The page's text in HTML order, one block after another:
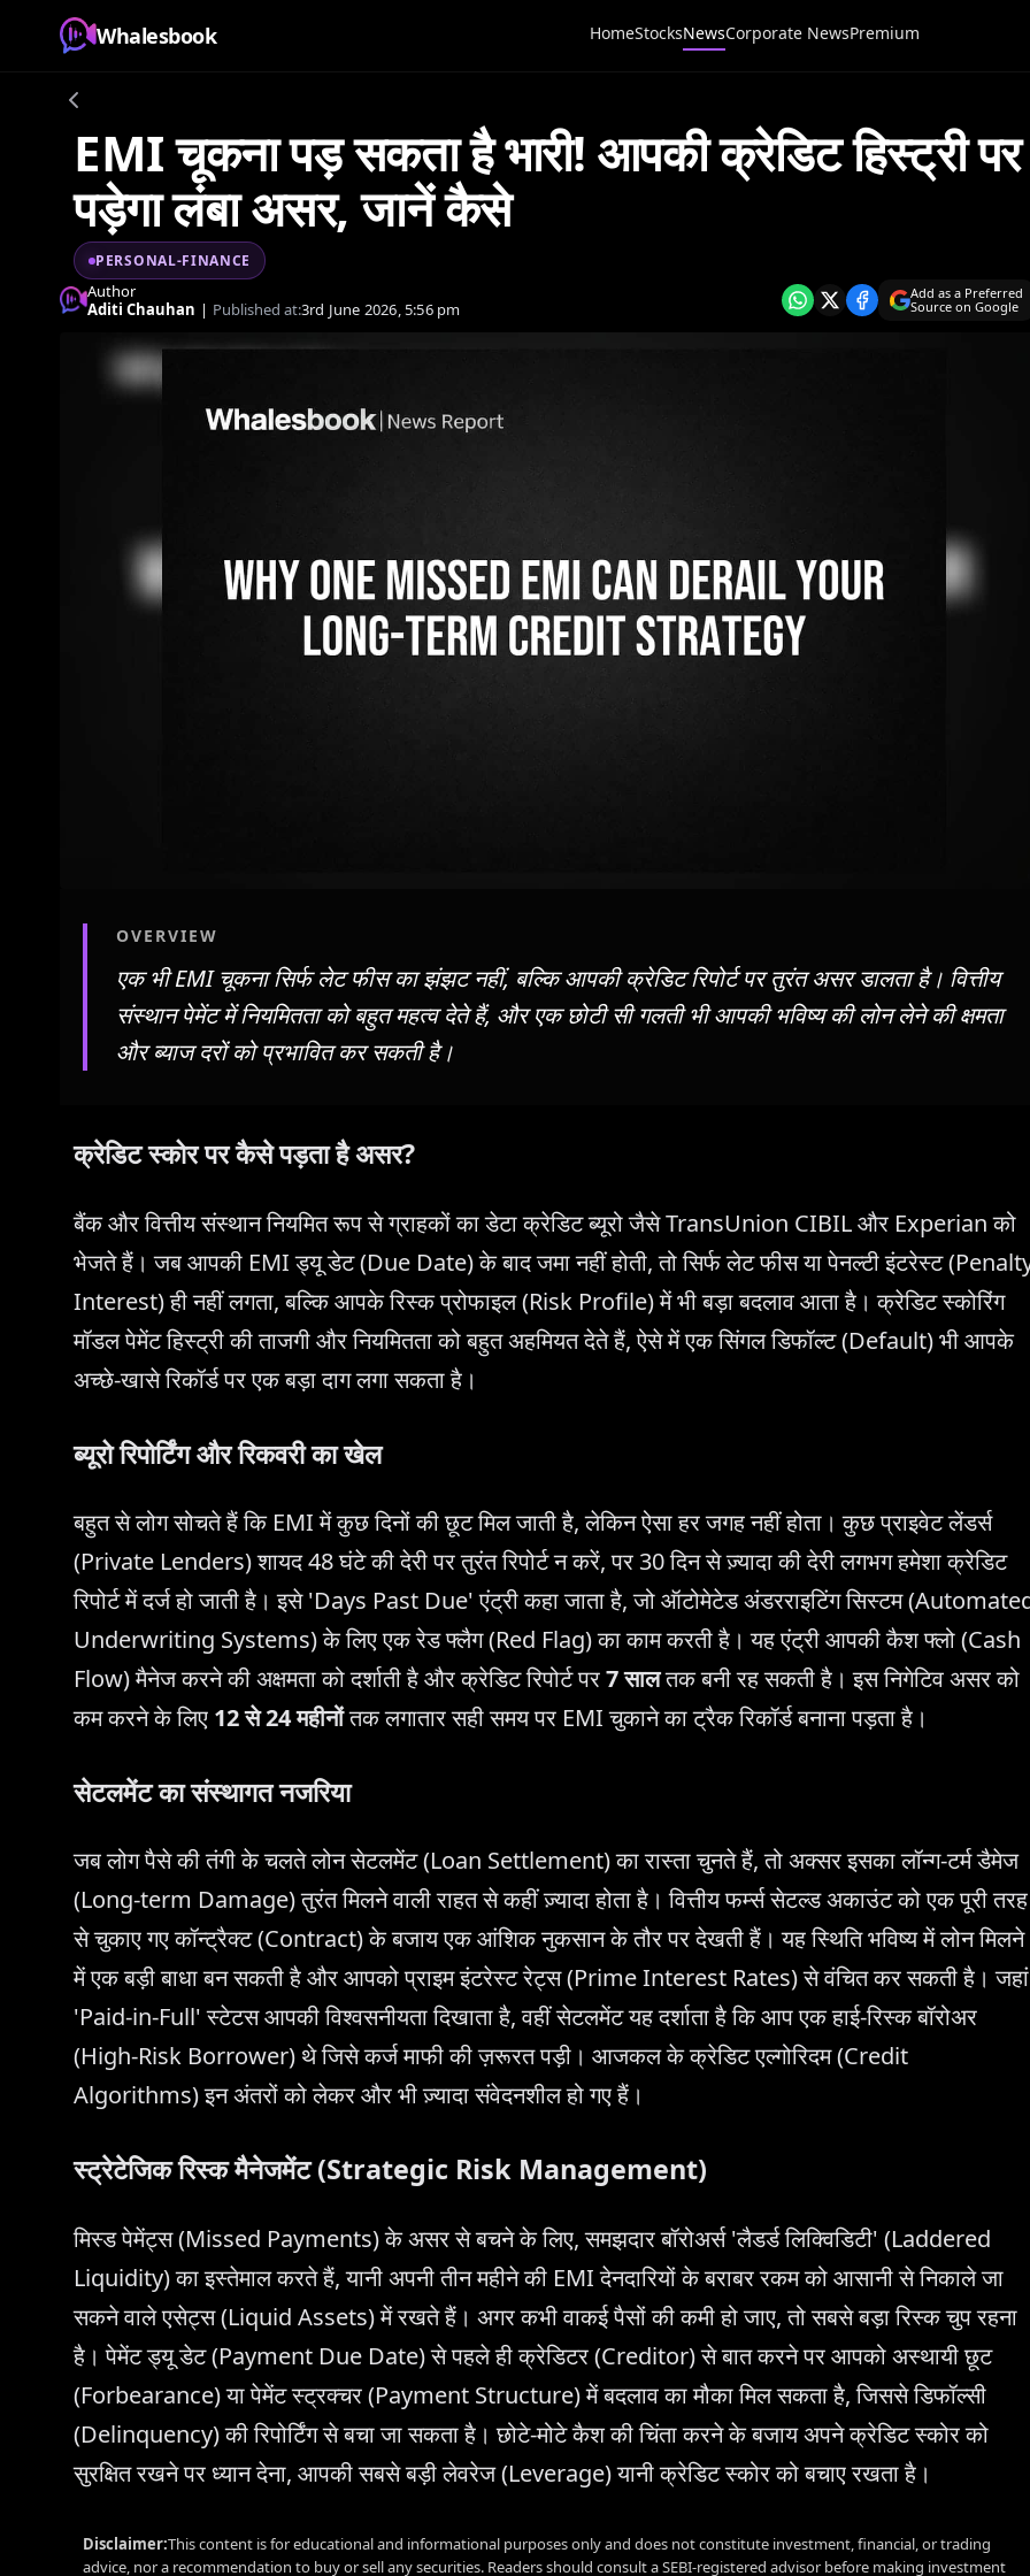
Whalesbook HomeStocksNewsCorporate NewsPremium
EMI चूकना पड़ सकता है भारी! आपकी क्रेडिट हिस्ट्री पर
पड़ेगा लंबा असर, जानें कैसे
PERSONAL-FINANCE
Author
Aditi Chauhan | Published at:3rd June 2026, 5:56 pm
Add as a Preferred
Source on Google
OVERVIEW
एक भी EMI चूकना सिर्फ लेट फीस का झंझट नहीं, बल्कि आपकी क्रेडिट रिपोर्ट पर तुरंत असर डालता है। वित्तीय
संस्थान पेमेंट में नियमितता को बहुत महत्व देते हैं, और एक छोटी सी गलती भी आपकी भविष्य की लोन लेने की क्षमता
और ब्याज दरों को प्रभावित कर सकती है।
क्रेडिट स्कोर पर कैसे पड़ता है असर?
बैंक और वित्तीय संस्थान नियमित रूप से ग्राहकों का डेटा क्रेडिट ब्यूरो जैसे TransUnion CIBIL और Experian को
भेजते हैं। जब आपकी EMI ड्यू डेट (Due Date) के बाद जमा नहीं होती, तो सिर्फ लेट फीस या पेनल्टी इंटरेस्ट
Interest) ही नहीं लगता, बल्कि आपके रिस्क प्रोफाइल (Risk Profile) में भी बड़ा बदलाव आता है। क्रेडिट स्कोरिंग
मॉडल पेमेंट हिस्ट्री की ताजगी और नियमितता को बहुत अहमियत देते हैं, ऐसे में एक सिंगल डिफॉल्ट (Default) भी आपके
अच्छे-खासे रिकॉर्ड पर एक बड़ा दाग लगा सकता है।
ब्यूरो रिपोर्टिंग और रिकवरी का खेल
बहुत से लोग सोचते हैं कि EMI में कुछ दिनों की छूट मिल जाती है, लेकिन ऐसा हर जगह नहीं होता। कुछ प्राइवेट लेंडर्स
(Private Lenders) शायद 48 घंटे की देरी पर तुरंत रिपोर्ट न करें, पर 30 दिन से ज़्यादा की देरी लगभग हमेशा क्रेडिट
रिपोर्ट में दर्ज हो जाती है। इसे 'Days Past Due' एंट्री कहा जाता है, जो ऑटोमेटेड अंडरराइटिंग सिस्टम
Underwriting Systems) के लिए एक रेड फ्लैग (Red Flag) का काम करती है। यह एंट्री आपकी कैश फ्लो (Cash
Flow) मैनेज करने की अक्षमता को दर्शाती है और क्रेडिट रिपोर्ट पर7 सालतक बनी रह सकती है। इस निगेटिव असर को
कम करने के लिए 12 से 24 महीनोंतक लगातार सही समय पर EMI चुकाने का ट्रैक रिकॉर्ड बनाना पड़ता है।
सेटलमेंट का संस्थागत नजरिया
जब लोग पैसे की तंगी के चलते लोन सेटलमेंट (Loan Settlement) का रास्ता चुनते हैं, तो अक्सर इसका लॉन्ग-टर्म डैमेज
(Long-term Damage) तुरंत मिलने वाली राहत से कहीं ज़्यादा होता है। वित्तीय फर्म्स सेटल्ड अकाउंट को एक पूरी तरह
से चुकाए गए कॉन्ट्रैक्ट (Contract) के बजाय एक आंशिक नुकसान के तौर पर देखती हैं। यह स्थिति भविष्य में लोन मिलने
में एक बड़ी बाधा बन सकती है और आपको प्राइम इंटरेस्ट रेट्स (Prime Interest Rates) से वंचित कर सकती है। जहां
'Paid-in-Full' स्टेटस आपकी विश्वसनीयता दिखाता है, वहीं सेटलमेंट यह दर्शाता है कि आप एक हाई-रिस्क बॉरोअर
(High-Risk Borrower) थे जिसे कर्ज माफी की ज़रूरत पड़ी। आजकल के क्रेडिट एल्गोरिदम (Credit
Algorithms) इन अंतरों को लेकर और भी ज़्यादा संवेदनशील हो गए हैं।
स्ट्रेटेजिक रिस्क मैनेजमेंट (Strategic Risk Management)
मिस्ड पेमेंट्स (Missed Payments) के असर से बचने के लिए, समझदार बॉरोअर्स 'लैडर्ड लिक्विडिटी' (Laddered
Liquidity) का इस्तेमाल करते हैं, यानी अपनी तीन महीने की EMI देनदारियों के बराबर रकम को आसानी से निकाले जा
सकने वाले एसेट्स (Liquid Assets) में रखते हैं। अगर कभी वाकई पैसों की कमी हो जाए, तो सबसे बड़ा रिस्क चुप रहना
है। पेमेंट ड्यू डेट (Payment Due Date) से पहले ही क्रेडिटर (Creditor) से बात करने पर आपको अस्थायी छूट
(Forbearance) या पेमेंट स्ट्रक्चर (Payment Structure) में बदलाव का मौका मिल सकता है, जिससे डिफॉल्सी
(Delinquency) की रिपोर्टिंग से बचा जा सकता है। छोटे-मोटे कैश की चिंता करने के बजाय अपने क्रेडिट स्कोर को
सुरक्षित रखने पर ध्यान देना, आपकी सबसे बड़ी लेवरेज (Leverage) यानी क्रेडिट स्कोर को बचाए रखता है।
Disclaimer:This content is for educational and informational purposes only and does not constitute investment, financial, or trading
advice, nor a recommendation to buy or sell any securities. Readers should consult a SEBI-registered advisor before making investment